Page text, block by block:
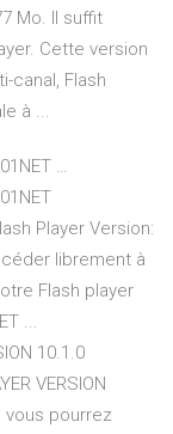
Mo. Il suffit
Cette version
canal, Flash
à ...
…
Player Version:
librement à
Flash player
...
10.1.0
VERSION
vous pourrez